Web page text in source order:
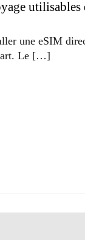
utilisables
une eSIM
Le